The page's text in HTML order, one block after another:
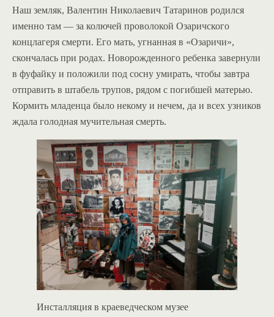
Наш земляк, Валентин Николаевич Татаринов родился
именно там — за колючей проволокой Озаричского
концлагеря смерти. Его мать, угнанная в «Озаричи»,
скончалась при родах. Новорожденного ребенка завернули
в фуфайку и положили под сосну умирать, чтобы завтра
отправить в штабель трупов, рядом с погибшей матерью.
Кормить младенца было некому и нечем, да и всех узников
ждала голодная мучительная смерть.
Инсталляция в краеведческом музее